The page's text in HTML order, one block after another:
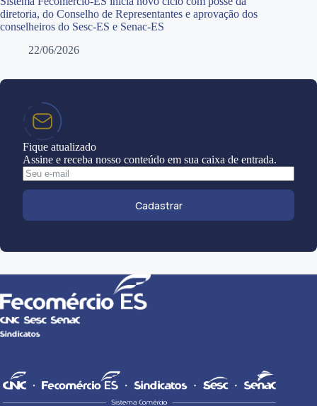
diretoria, do Conselho de Representantes e aprovação dos
conselheiros do Sesc-ES e Senac-ES
22/06/2026
Fique atualizado
Assine e receba nosso conteúdo em sua caixa de entrada.
Cadastrar